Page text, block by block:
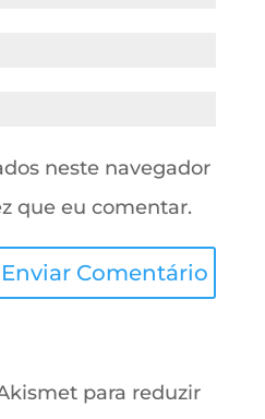
neste navegador
que eu comentar.
para reduzir